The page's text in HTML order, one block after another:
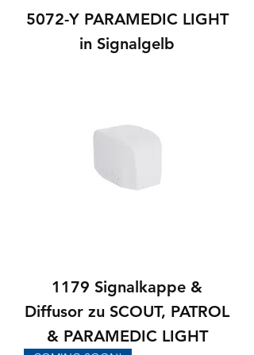
5072-Y PARAMEDIC LIGHT
in Signalgelb
1179 Signalkappe &
Diffusor zu SCOUT, PATROL
& PARAMEDIC LIGHT